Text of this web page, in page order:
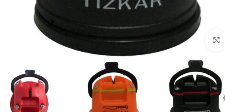
برای بزرگنمایی کلیک کنید